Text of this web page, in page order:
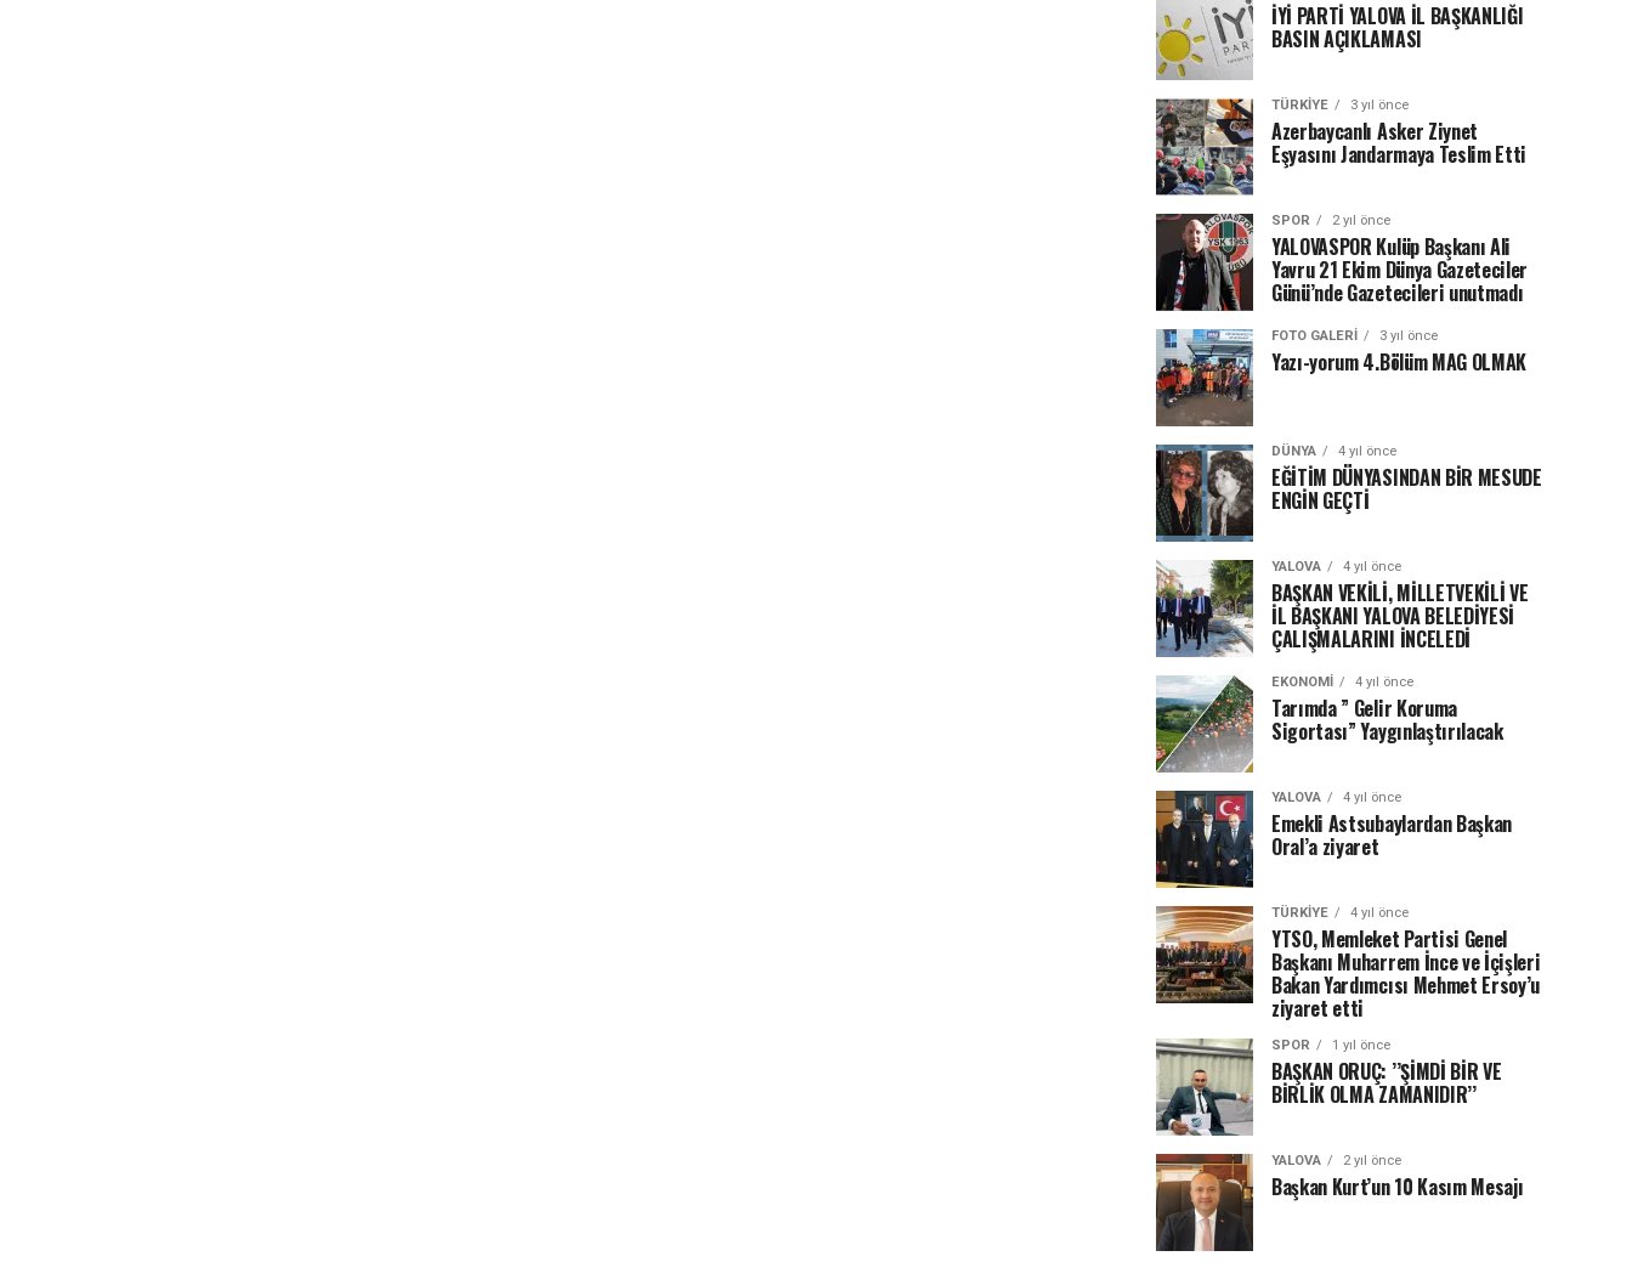
İYİ PARTİ YALOVA İL BAŞKANLIĞI
BASIN AÇIKLAMASI
TÜRKIYE 3 yıl önce
Azerbaycanlı Asker Ziynet
Eşyasını Jandarmaya Teslim Etti
SPOR 2 yıl önce
YALOVASPOR Kulüp Başkanı Ali
Yavru 21 Ekim Dünya Gazeteciler
Günü’nde Gazetecileri unutmadı
FOTO GALERI 3 yıl önce
Yazı-yorum 4.Bölüm MAG OLMAK
DÜNYA 4 yıl önce
EĞİTİM DÜNYASINDAN BİR MESUDE
ENGİN GEÇTİ
YALOVA 4 yıl önce
BAŞKAN VEKİLİ, MİLLETVEKİLİ VE
İL BAŞKANI YALOVA BELEDİYESİ
ÇALIŞMALARINI İNCELEDİ
EKONOMI 4 yıl önce
Tarımda ” Gelir Koruma
Sigortası” Yaygınlaştırılacak
YALOVA 4 yıl önce
Emekli Astsubaylardan Başkan
Oral’a ziyaret
TÜRKIYE 4 yıl önce
YTSO, Memleket Partisi Genel
Başkanı Muharrem İnce ve İçişleri
Bakan Yardımcısı Mehmet Ersoy’u
ziyaret etti
SPOR 1 yıl önce
BAŞKAN ORUÇ: ’’ŞİMDİ BİR VE
BİRLİK OLMA ZAMANIDIR’’
YALOVA 2 yıl önce
Başkan Kurt’un 10 Kasım Mesajı